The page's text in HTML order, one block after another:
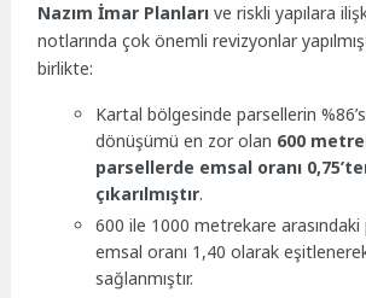
Nazım İmar Planları ve riskli yapılara
notlarında çok önemli revizyonlar
birlikte:
Kartal bölgesinde parsellerin
dönüşümü en zor olan 600
parsellerde emsal oranı
çıkarılmıştır.
600 ile 1000 metrekare
emsal oranı 1,40 olarak
sağlanmıştır.